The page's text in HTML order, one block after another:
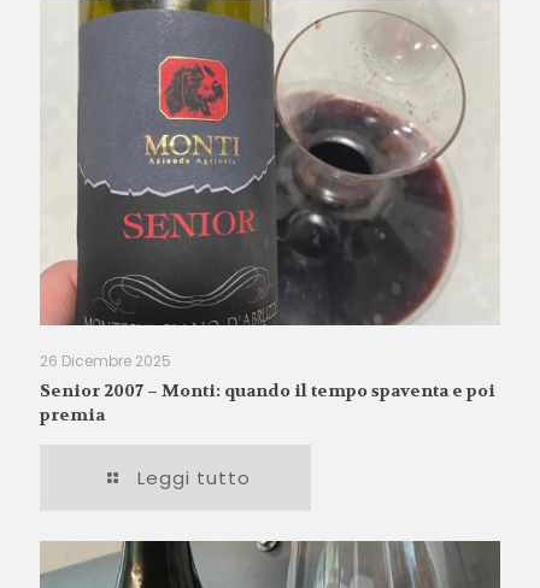
26 Dicembre 2025
Senior 2007 – Monti: quando il tempo spaventa e poi
premia
Leggi tutto